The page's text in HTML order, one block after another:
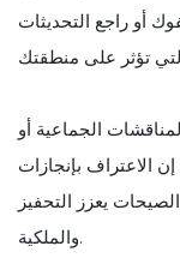
أو راجع التحديثات
الجماعية أو
الاعتراف بإنجازات
يعزز التحفيز
والملكية.